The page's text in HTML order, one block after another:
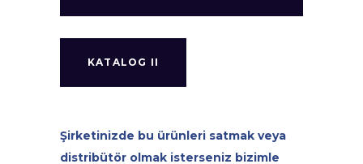
KATALOG II
Şirketinizde bu ürünleri satmak veya
distribütör olmak isterseniz bizimle